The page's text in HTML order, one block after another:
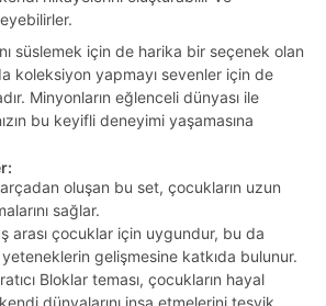
süslemek için de harika bir seçenek olan
koleksiyon yapmayı sevenler için de
Minyonların eğlenceli dünyası ile
bu keyifli deneyimi yaşamasına
oluşan bu set, çocukların uzun
sağlar.
arası çocuklar için uygundur, bu da
gelişmesine katkıda bulunur.
Bloklar teması, çocukların hayal
dünyalarını inşa etmelerini teşvik